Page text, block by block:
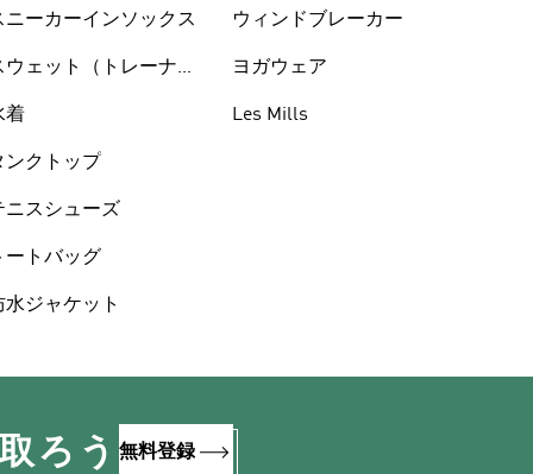
ニーカーインソックス
ウェット（トレーナ
着
ンクトップ
ニスシューズ
ートバッグ
水ジャケット
ウィンドブレーカー
ヨガウェア
Les Mills
ろう 無料登録